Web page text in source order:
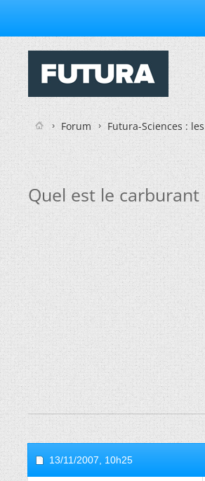
Forum Futura-Sciences :
Quel est le carburant
13/11/2007, 10h25